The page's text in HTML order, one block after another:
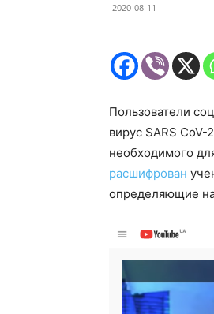
2020-08-11
Пользователи
вирус SARS CoV-
необходимого
расшифрован
определяющие